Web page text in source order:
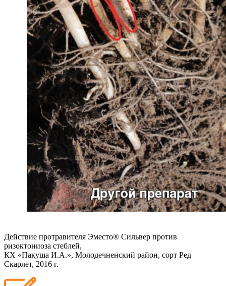
Действие протравителя Эместо® Сильвер против
ризоктониоза стеблей,
КХ «Пакуша И.А.», Молодечненский район, сорт Ред
Скарлет, 2016 г.